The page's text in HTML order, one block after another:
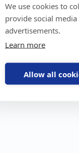
We use cookies to
provide social
advertisements.
Learn more
Allow all
Regelverk
Milersättning
Regler för tjänstebil
Regler för
förmånsbil